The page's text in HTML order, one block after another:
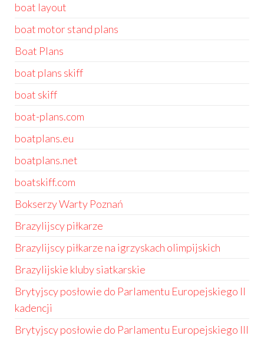
boat layout
boat motor stand plans
Boat Plans
boat plans skiff
boat skiff
boat-plans.com
boatplans.eu
boatplans.net
boatskiff.com
Bokserzy Warty Poznań
Brazylijscy piłkarze
Brazylijscy piłkarze na igrzyskach olimpijskich
Brazylijskie kluby siatkarskie
Brytyjscy posłowie do Parlamentu Europejskiego II
kadencji
Brytyjscy posłowie do Parlamentu Europejskiego III